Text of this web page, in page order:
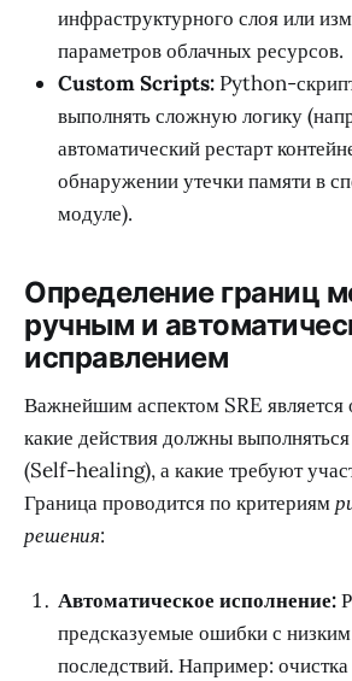
инфраструктурного слоя или
параметров облачных ресурсов.
Custom Scripts: Python-
выполнять сложную логику
автоматический рестарт
обнаружении утечки памяти в
модуле).
Определение границ
ручным и
исправлением
Важнейшим аспектом SRE является
какие действия должны
(Self-healing), а какие требуют
Граница проводится по критериям
решения:
Автоматическое исполнение:
предсказуемые ошибки с
последствий. Например: